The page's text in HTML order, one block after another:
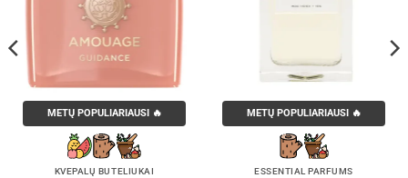
METŲ POPULIARIAUSI 🔥
KVEPALŲ BUTELIUKAI
METŲ POPULIARIAUSI 🔥
ESSENTIAL PARFUMS